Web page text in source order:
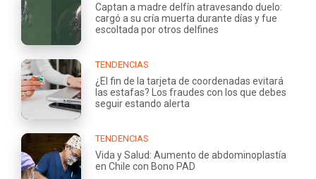
Captan a madre delfín atravesando duelo:
cargó a su cría muerta durante días y fue
escoltada por otros delfines
TENDENCIAS
¿El fin de la tarjeta de coordenadas evitará
las estafas? Los fraudes con los que debes
seguir estando alerta
TENDENCIAS
Vida y Salud: Aumento de abdominoplastía
en Chile con Bono PAD